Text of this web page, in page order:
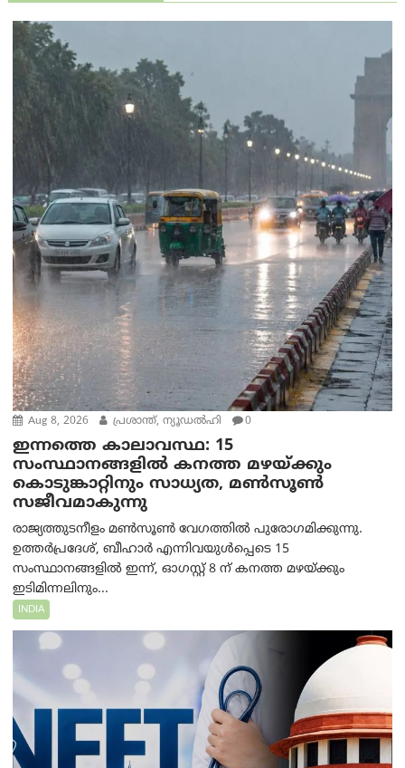
Aug 8, 2026 പ്രശാന്ത്, ന്യൂഡല്‍ഹി 0
ഇന്നത്തെ കാലാവസ്ഥ: 15
സംസ്ഥാനങ്ങളിൽ കനത്ത മഴയ്ക്കും
കൊടുങ്കാറ്റിനും സാധ്യത, മൺസൂൺ
സജീവമാകുന്നു
രാജ്യത്തുടനീളം മൺസൂൺ വേഗത്തിൽ പുരോഗമിക്കുന്നു.
ഉത്തർപ്രദേശ്, ബീഹാർ എന്നിവയുൾപ്പെടെ 15
സംസ്ഥാനങ്ങളിൽ ഇന്ന്, ഓഗസ്റ്റ് 8 ന് കനത്ത മഴയ്ക്കും
ഇടിമിന്നലിനും...
INDIA